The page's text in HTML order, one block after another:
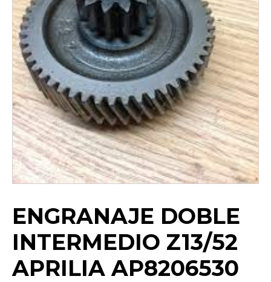
ENGRANAJE DOBLE
INTERMEDIO Z13/52
APRILIA AP8206530